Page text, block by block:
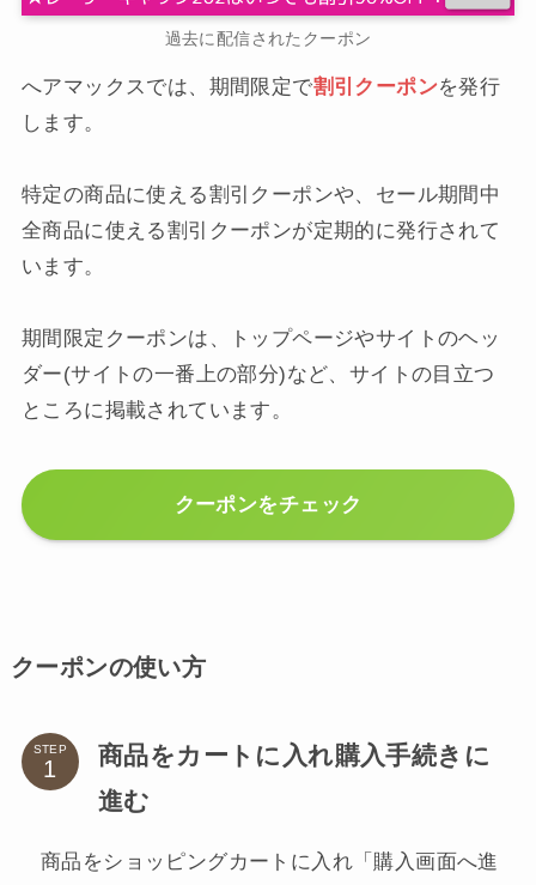
過去に配信されたクーポン
へアマックスでは、期間限定で割引クーポンを発行
します。
特定の商品に使える割引クーポンや、セール期間中
全商品に使える割引クーポンが定期的に発行されて
います。
期間限定クーポンは、トップページやサイトのヘッ
ダー(サイトの一番上の部分)など、サイトの目立つ
ところに掲載されています。
クーポンをチェック
クーポンの使い方
STEP
商品をカートに入れ購入手続きに
進む
商品をショッピングカートに入れ「購入画面へ進